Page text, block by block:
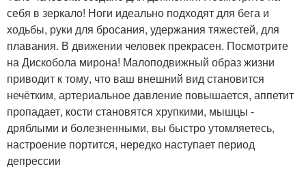
себя в зеркало! Ноги идеально подходят для бега и
ходьбы, руки для бросания, удержания тяжестей, для
плавания. В движении человек прекрасен. Посмотрите
на Дискобола мирона! Малоподвижный образ жизни
приводит к тому, что ваш внешний вид становится
нечётким, артериальное давление повышается, аппетит
пропадает, кости становятся хрупкими, мышцы -
дряблыми и болезненными, вы быстро утомляетесь,
настроение портится, нередко наступает период
депрессии